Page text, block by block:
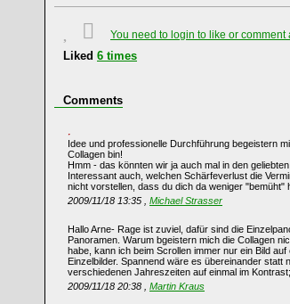
You need to login to like or comment
Liked 6 times
Comments
Idee und professionelle Durchführung begeistern
Collagen bin!
Hmm - das könnten wir ja auch mal in den
Interessant auch, welchen Schärfeverlust die
nicht vorstellen, dass du dich da weniger
2009/11/18 13:35 , Michael Strasser
Hallo Arne- Rage ist zuviel, dafür sind die
Panoramen. Warum bgeistern mich die Collagen
habe, kann ich beim Scrollen immer nur ein Bild
Einzelbilder. Spannend wäre es übereinander statt
verschiedenen Jahreszeiten auf einmal im
2009/11/18 20:38 , Martin Kraus